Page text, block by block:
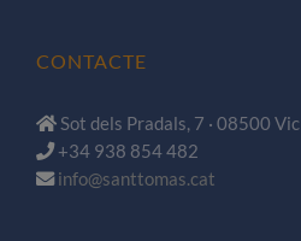
CONTACTE
Sot dels Pradals, 7 · 08500 Vic
+34 938 854 482
info@santtomas.cat